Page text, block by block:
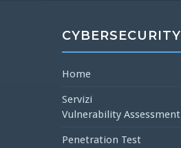
CYBERSECURITY
Home
Servizi
Vulnerability Assessment
Penetration Test